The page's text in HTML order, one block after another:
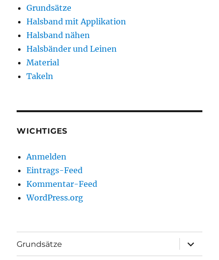
Grundsätze
Halsband mit Applikation
Halsband nähen
Halsbänder und Leinen
Material
Takeln
WICHTIGES
Anmelden
Eintrags-Feed
Kommentar-Feed
WordPress.org
Grundsätze
öffnen